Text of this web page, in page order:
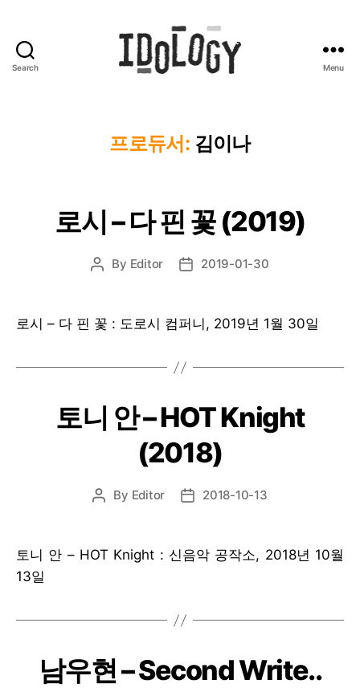
Search Menu
프로듀서: 김이나
로시 – 다 핀 꽃 (2019)
Post
By Editor
Post2019-01-30
로시 – 다 핀 꽃 : 도로시 컴퍼니, 2019년 1월 30일
토니 안 – HOT Knight
(2018)
Post
By Editor
Post2018-10-13
토니 안 – HOT Knight : 신음악 공작소, 2018년 10월
13일
남우현 – Second Write..